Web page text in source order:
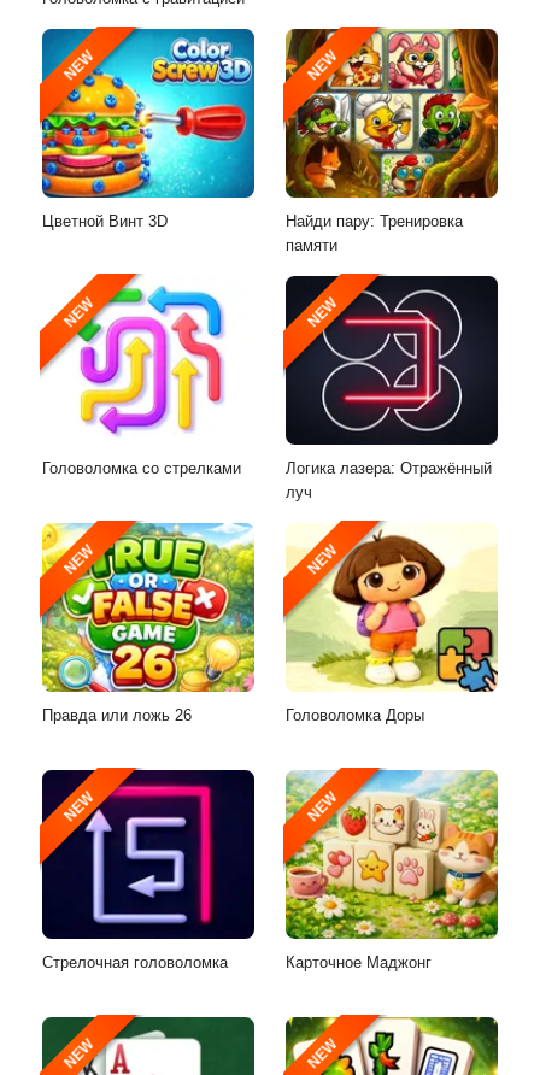
NEW
Цветной Винт 3D
NEW
Найди пару: Тренировка
памяти
NEW
Головоломка со стрелками
NEW
Логика лазера: Отражённый
луч
NEW
Правда или ложь 26
NEW
Головоломка Доры
NEW
Стрелочная головоломка
NEW
Карточное Маджонг
NEW NEW